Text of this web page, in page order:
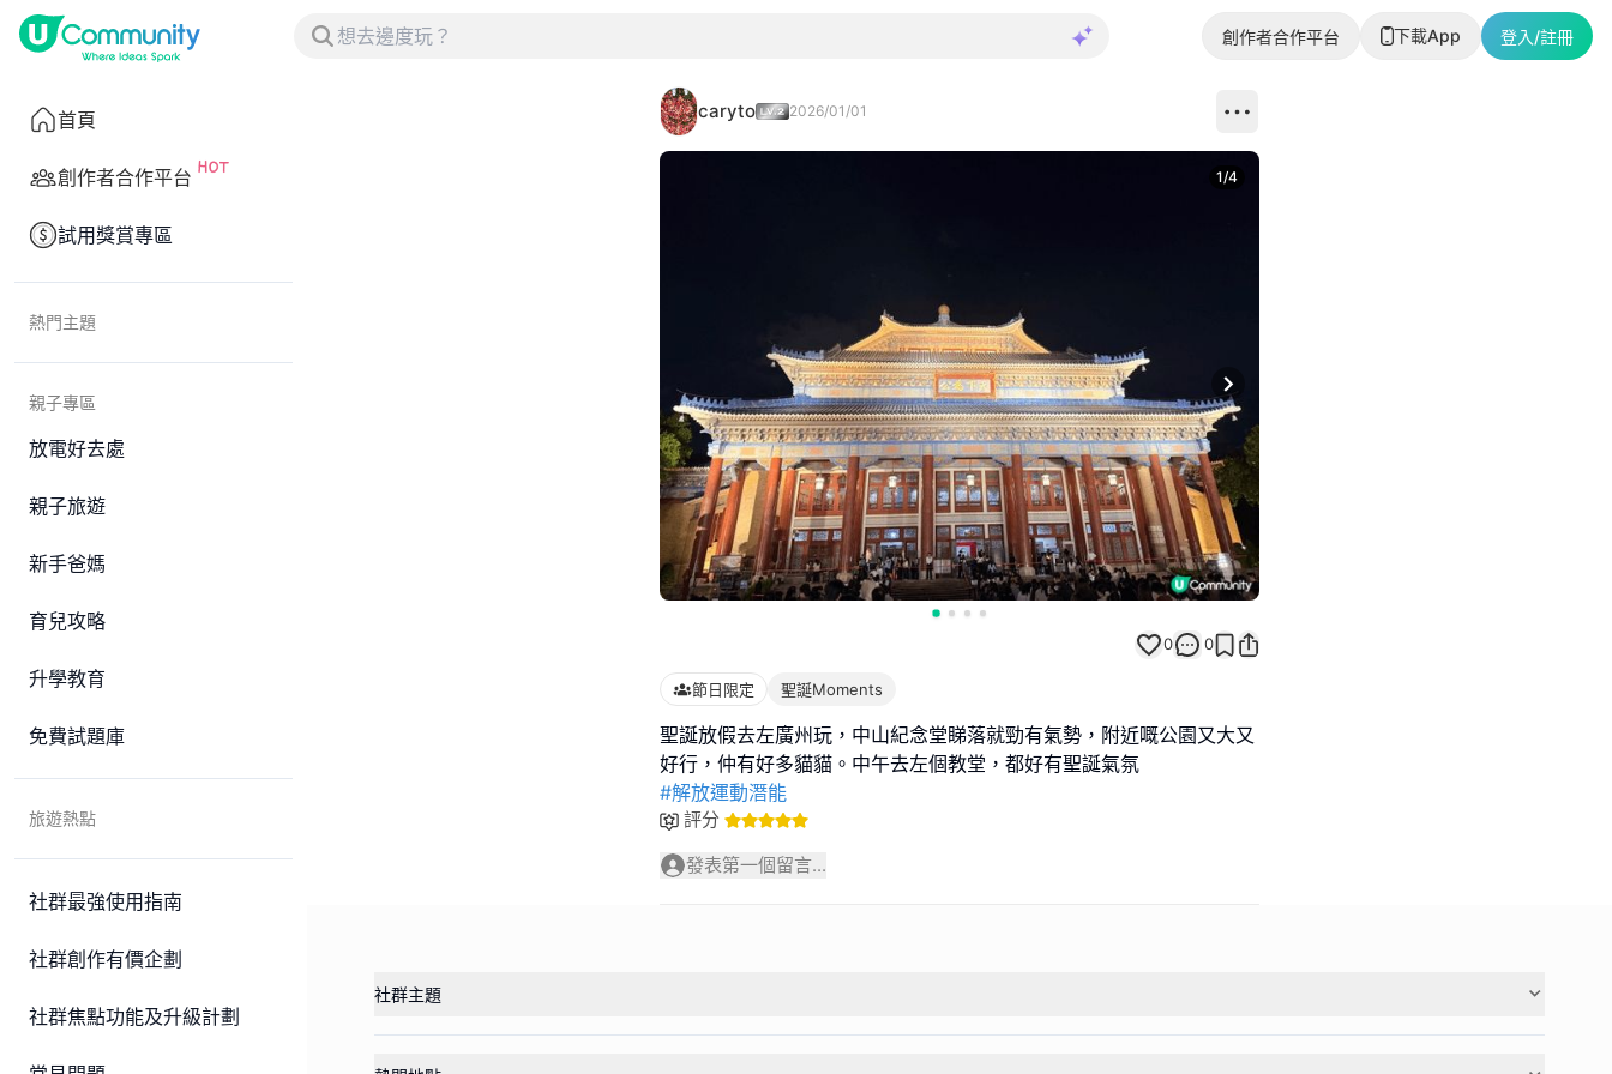
創作者合作平台 下載App 登入/註冊
首頁
創作者合作平台
試用獎賞專區
熱門主題
親子專區
放電好去處
親子旅遊
新手爸媽
育兒攻略
升學教育
免費試題庫
旅遊熱點
社群最強使用指南
社群創作有價企劃
社群焦點功能及升級計劃
caryto 2026/01/01
Next slide
1/4
0 0
節日限定 聖誕Moments
聖誕放假去左廣州玩，中山紀念堂睇落就勁有氣勢，附近嘅公園又大又
#解放運動潛能
評分
發表第一個留言...
社群主題